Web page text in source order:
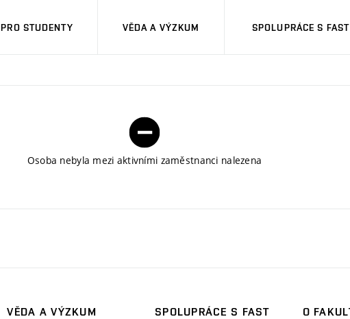
PRO STUDENTY VĚDA A VÝZKUM SPOLUPRÁCE S FAST
Osoba nebyla mezi aktivními zaměstnanci nalezena
VĚDA A VÝZKUM
SPOLUPRÁCE S FAST
O